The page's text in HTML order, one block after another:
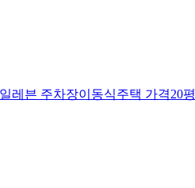
레븐 주차장이동식주택 가격20평